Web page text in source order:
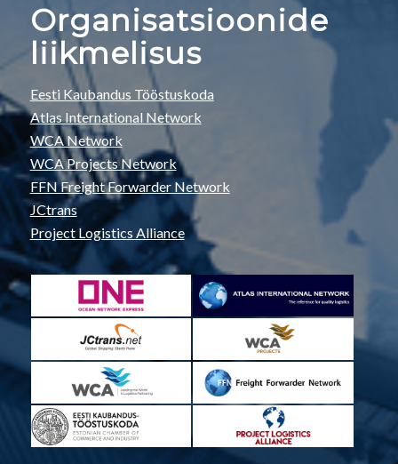
Organisatsioonide
liikmelisus
Eesti Kaubandus Tööstuskoda
Atlas International Network
WCA Network
WCA Projects Network
FFN Freight Forwarder Network
JCtrans
Project Logistics Alliance